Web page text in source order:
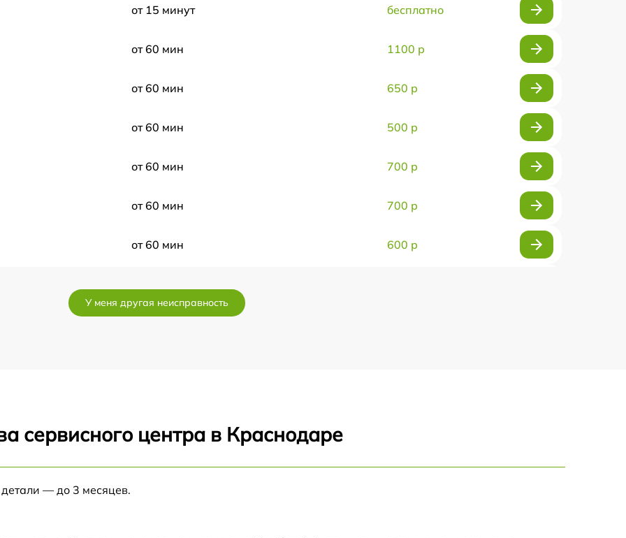
от 15 минут бесплатно
от 60 мин 1100 р
от 60 мин 650 р
от 60 мин 500 р
от 60 мин 700 р
от 60 мин 700 р
от 60 мин 600 р
от 60 мин
У меня другая неисправность
сервисного центра в Краснодаре
— до 3 месяцев.